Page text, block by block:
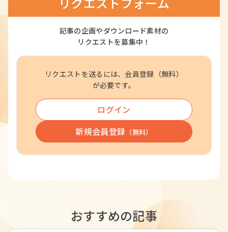
記事の企画やダウンロード素材の
リクエストを募集中！
リクエストを送るには、会員登録（無料）
が必要です。
ログイン
新規会員登録 （無料）
おすすめの記事